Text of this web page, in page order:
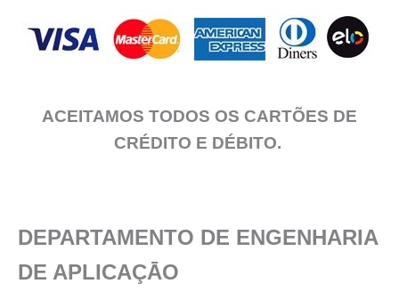
ACEITAMOS TODOS OS CARTÕES DE
CRÉDITO E DÉBITO.
DEPARTAMENTO DE ENGENHARIA
DE APLICAÇĀO